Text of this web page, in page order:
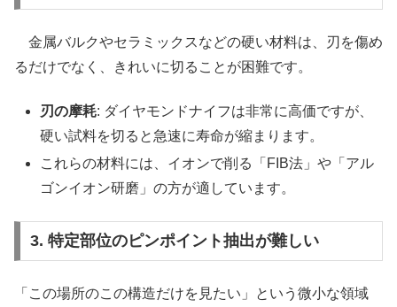
金属バルクやセラミックスなどの硬い材料は、刃を傷め
るだけでなく、きれいに切ることが困難です。
刃の摩耗: ダイヤモンドナイフは非常に高価ですが、
硬い試料を切ると急速に寿命が縮まります。
これらの材料には、イオンで削る「FIB法」や「アル
ゴンイオン研磨」の方が適しています。
3. 特定部位のピンポイント抽出が難しい
「この場所のこの構造だけを見たい」という微小な領域